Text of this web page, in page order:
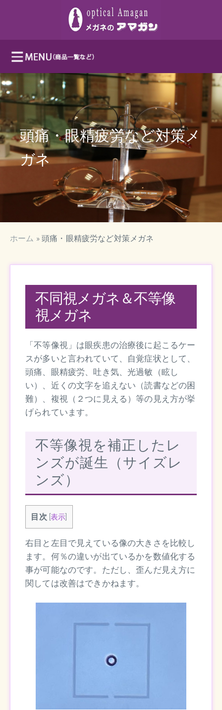
頭痛・眼精疲労など対策メ
ガネ
ホーム »頭痛・眼精疲労など対策メガネ
不同視メガネ＆不等像
視メガネ
「不等像視」は眼疾患の治療後に起こるケー
スが多いと言われていて、自覚症状として、
頭痛、眼精疲労、吐き気、光過敏（眩し
い）、近くの文字を追えない（読書などの困
難）、複視（２つに見える）等の見え方が挙
げられています。
不等像視を補正したレ
ンズが誕生（サイズレ
ンズ）
目次 [表示
右目と左目で見えている像の大きさを比較し
ます。何％の違いが出ているかを数値化する
事が可能なのです。ただし、歪んだ見え方に
関しては改善はできかねます。